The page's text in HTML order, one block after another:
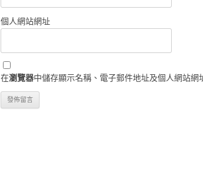
個人網站網址
在瀏覽器中儲存顯示名稱、電子郵件地址及個人網站網